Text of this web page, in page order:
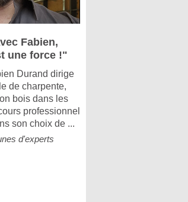
Fabien,
une force !"
Durand dirige
de charpente,
bois dans les
professionnel
son choix de ...
d'experts